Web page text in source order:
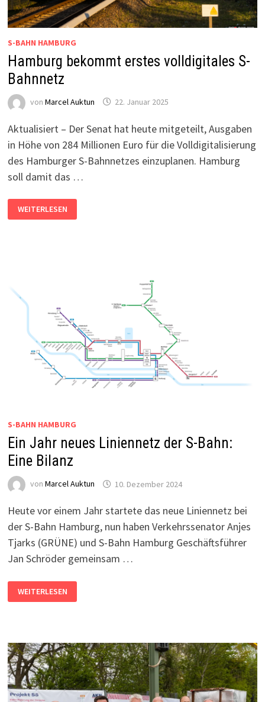
S-BAHN HAMBURG
Hamburg bekommt erstes volldigitales S-
Bahnnetz
von Marcel Auktun 22. Januar 2025
Aktualisiert – Der Senat hat heute mitgeteilt, Ausgaben
in Höhe von 284 Millionen Euro für die Volldigitalisierung
des Hamburger S-Bahnnetzes einzuplanen. Hamburg
soll damit das …
HAMBURG
BEKOMMT
ERSTES
WEITERLESEN
S-BAHN HAMBURG
Ein Jahr neues Liniennetz der S-Bahn:
Eine Bilanz
von Marcel Auktun 10. Dezember 2024
Heute vor einem Jahr startete das neue Liniennetz bei
der S-Bahn Hamburg, nun haben Verkehrssenator Anjes
Tjarks (GRÜNE) und S-Bahn Hamburg Geschäftsführer
Jan Schröder gemeinsam …
JAHR
NEUES
EINE
BILANZ
WEITERLESEN